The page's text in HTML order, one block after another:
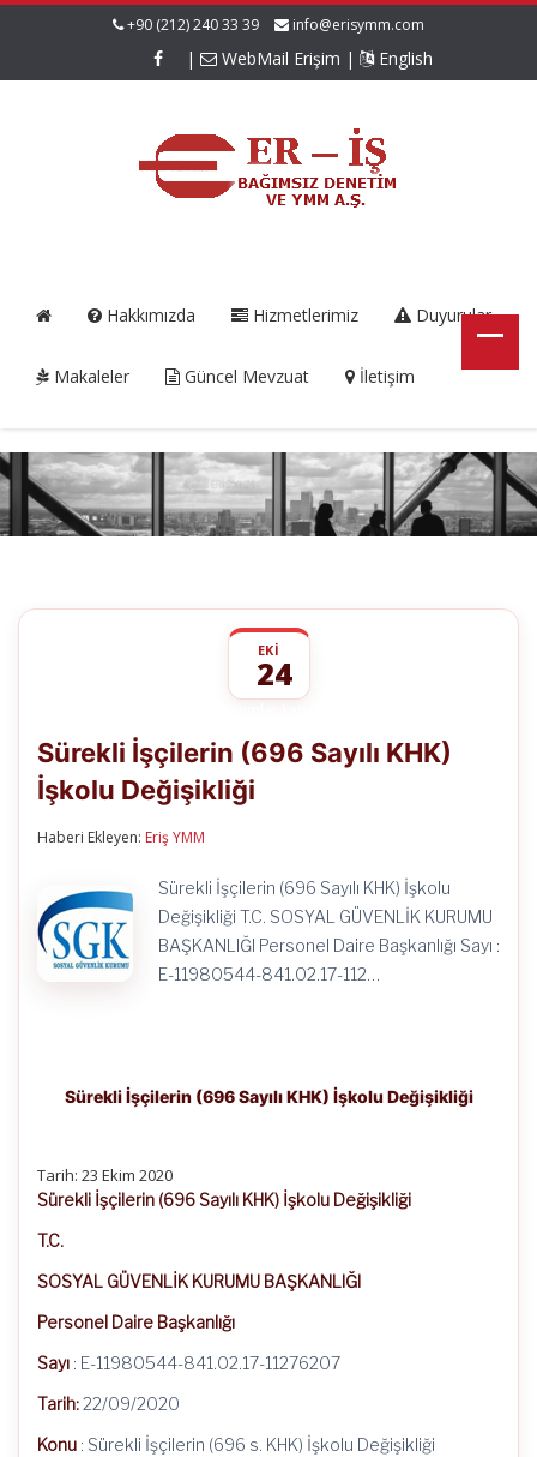
+90 (212) 240 33 39 info@erisymm.com
| WebMail Erişim | English
Hakkımızda Hizmetlerimiz Duyurular
Makaleler Güncel Mevzuat İletişim
EKI
24
(696
Sayılı
KHK)
İşkolu
Sürekli İşçilerin (696 Sayılı KHK)
İşkolu Değişikliği
Haberi Ekleyen: Eriş YMM
Sürekli İşçilerin (696 Sayılı KHK) İşkolu
Değişikliği T.C. SOSYAL GÜVENLİK KURUMU
BAŞKANLIĞI Personel Daire Başkanlığı Sayı :
E-11980544-841.02.17-112…
Sürekli İşçilerin (696 Sayılı KHK) İşkolu Değişikliği
Tarih: 23 Ekim 2020
Sürekli İşçilerin (696 Sayılı KHK) İşkolu Değişikliği
T.C.
SOSYAL GÜVENLİK KURUMU BAŞKANLIĞI
Personel Daire Başkanlığı
Sayı : E-11980544-841.02.17-11276207
Tarih:22/09/2020
Konu : Sürekli İşçilerin (696 s. KHK) İşkolu Değişikliği